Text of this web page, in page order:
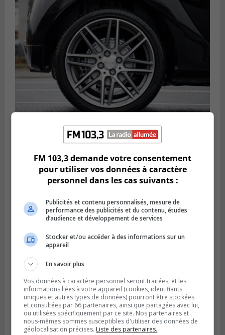
Publié le 6 août 2026 à 11h58
Des jeunes ciblent la Montérégie pour
le Défi écrou de roue
Publié le 6 août 2026 à 05h39
La grenade du camping du lac Cristal était
inoffensive
FM 103,3 demande votre consentement
pour utiliser vos données à caractère
personnel dans les cas suivants :
Publicités et contenu personnalisés, mesure de
performance des publicités et du contenu, études
d’audience et développement de services
Stocker et/ou accéder à des informations sur un
appareil
En savoir plus
Vos données à caractère personnel seront traitées, et les
informations liées à votre appareil (cookies, identifiants
uniques et autres types de données) pourront être stockées
et consultées par 66 partenaires, ainsi que partagées avec lui,
ou utilisées spécifiquement par ce site. Nos partenaires et
nous-mêmes sommes susceptibles d'utiliser des données de
géolocalisation précises. Liste des partenaires.